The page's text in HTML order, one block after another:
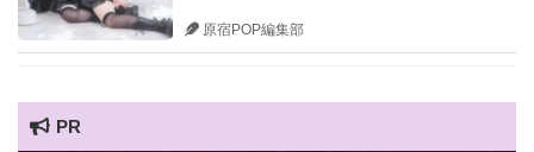
原宿POP編集部
PR